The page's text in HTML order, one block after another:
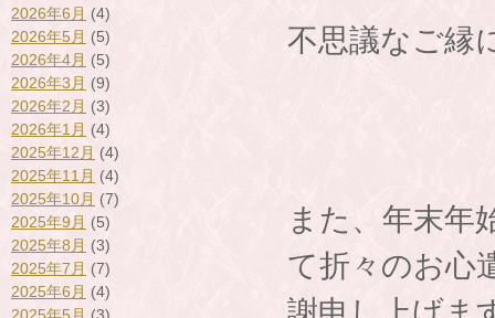
2026年6月 (4)
2026年5月 (5)
2026年4月 (5)
2026年3月 (9)
2026年2月 (3)
2026年1月 (4)
2025年12月 (4)
2025年11月 (4)
2025年10月 (7)
2025年9月 (5)
2025年8月 (3)
2025年7月 (7)
2025年6月 (4)
不思議なご縁
また、年末年
て折々のお心